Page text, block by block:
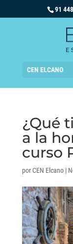
91
CEN ELCANO
¿Qué
a la
curso
por CEN Elcano|